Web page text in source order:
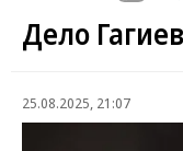
Дело
25.08.2025, 21:07